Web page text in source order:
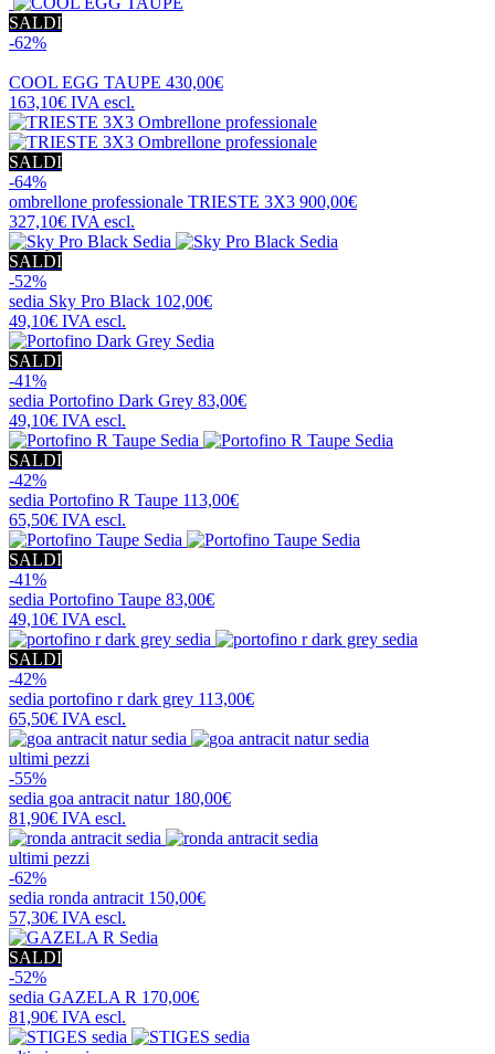
SALDI
-62%
COOL EGG TAUPE 430,00€
163,10€ IVA escl.
SALDI
-64%
ombrellone professionale TRIESTE 3X3 900,00€
327,10€ IVA escl.
SALDI
-52%
sedia Sky Pro Black 102,00€
49,10€ IVA escl.
SALDI
-41%
sedia Portofino Dark Grey 83,00€
49,10€ IVA escl.
SALDI
-42%
sedia Portofino R Taupe 113,00€
65,50€ IVA escl.
SALDI
-41%
sedia Portofino Taupe 83,00€
49,10€ IVA escl.
SALDI
-42%
sedia portofino r dark grey 113,00€
65,50€ IVA escl.
ultimi pezzi
-55%
sedia goa antracit natur 180,00€
81,90€ IVA escl.
ultimi pezzi
-62%
sedia ronda antracit 150,00€
57,30€ IVA escl.
SALDI
-52%
sedia GAZELA R 170,00€
81,90€ IVA escl.